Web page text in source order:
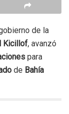
de la
Kicillof, avanzó
para
de Bahía